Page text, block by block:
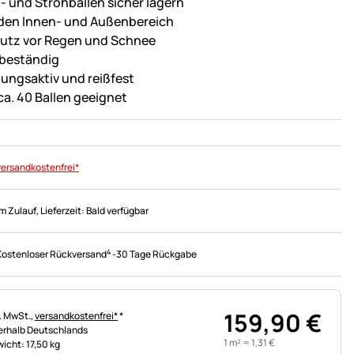
Innen- und Außenbereich
vor Regen und Schnee
und reißfest
40 Ballen geeignet
Zulauf, Lieferzeit:Bald verfügbar
Rückversand4-30 Tage Rückgabe
MwSt.,versandkostenfrei**
Deutschlands
17,50 kg
159,90€
1 m² =1,31€